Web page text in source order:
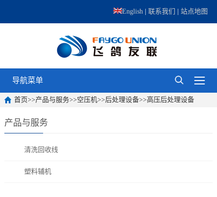
English |联系我们 |站点地图
导航菜单
首页>>产品与服务>>空压机>>后处理设备>>高压后处理设备
产品与服务
清洗回收线
塑料辅机